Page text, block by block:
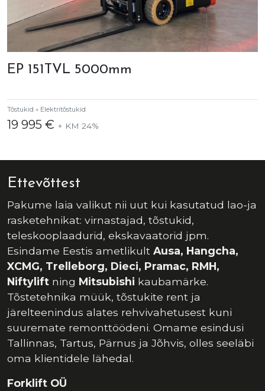
EP 151TVL 5000mm
Tõstukid » Elektritõstukid
19 995 € + KM 24%
Ettevõttest
Pakume laia valikut nii uut kui kasutatud lao-ja
rasketehnikat: virnastajad, tõstukid,
teleskooplaadurid, ekskavaatorid jpm.
Esindame Eestis ametlikult Ausa, Hangcha,
XCMG, Trelleborg, Dieci, Pramac, RMH,
Niftylift ning Mitsubishi kaubamärke.
Tõstetehnika müük, tõstukite rent ja
järelteenindus alates rehvivahetusest kuni
suuremate remonttöödeni. Omame esindusi
Tallinnas, Tartus, Pärnus ja Jõhvis, olles seeläbi
oma klientidele lähedal.
Forklift OÜ